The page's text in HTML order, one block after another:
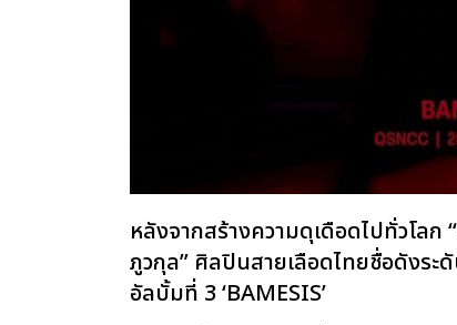
หลังจากสร้างความดุเดือดไปทั่วโ
ภูวกุล” ศิลปินสายเลือดไทยชื่อดังร
อัลบั้มที่ 3 ‘BAMESIS’